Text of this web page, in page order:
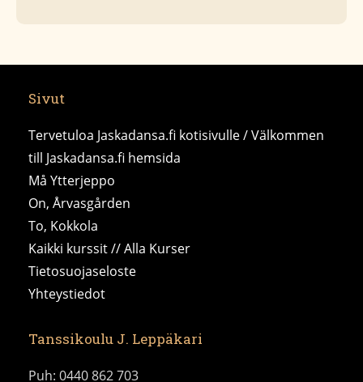
Sivut
Tervetuloa Jaskadansa.fi kotisivulle / Välkommen
till Jaskadansa.fi hemsida
Må Ytterjeppo
On, Årvasgården
To, Kokkola
Kaikki kurssit // Alla Kurser
Tietosuojaseloste
Yhteystiedot
Tanssikoulu J. Leppäkari
Puh: 0440 862 703